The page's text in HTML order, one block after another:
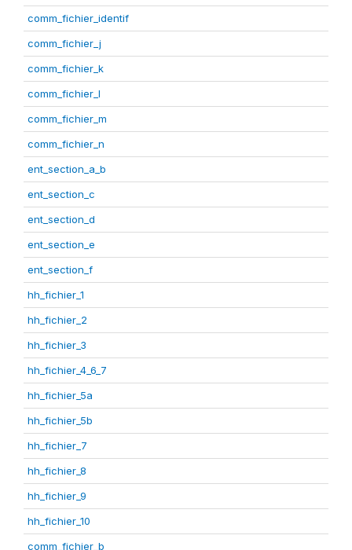
comm_fichier_identif
comm_fichier_j
comm_fichier_k
comm_fichier_l
comm_fichier_m
comm_fichier_n
ent_section_a_b
ent_section_c
ent_section_d
ent_section_e
ent_section_f
hh_fichier_1
hh_fichier_2
hh_fichier_3
hh_fichier_4_6_7
hh_fichier_5a
hh_fichier_5b
hh_fichier_7
hh_fichier_8
hh_fichier_9
hh_fichier_10
comm_fichier_b